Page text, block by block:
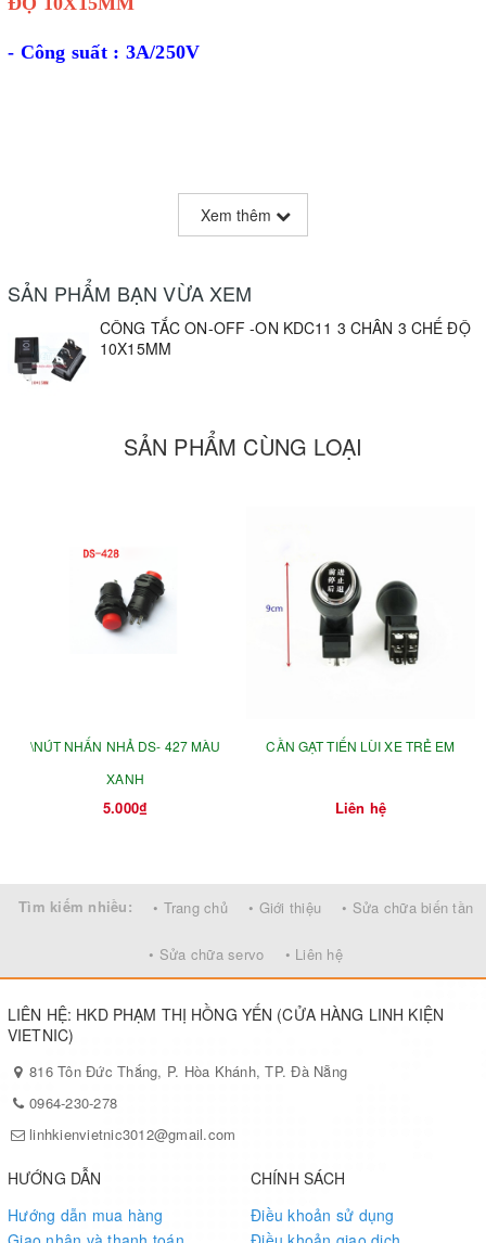
- Công suất : 3A/250V
Xem thêm
SẢN PHẨM BẠN VỪA XEM
CÔNG TẮC ON-OFF -ON KDC11 3 CHÂN 3 CHẾ ĐỘ
10X15MM
SẢN PHẨM CÙNG LOẠI
\NÚT NHẤN NHẢ DS- 427 MÀU
XANH
5.000₫
CẦN GẠT TIẾN LÙI XE TRẺ EM
Liên hệ
Tìm kiếm nhiều: • Trang chủ • Giới thiệu • Sửa chữa biến tần
• Sửa chữa servo • Liên hệ
LIÊN HỆ: HKD PHẠM THỊ HỒNG YẾN (CỬA HÀNG LINH KIỆN
VIETNIC)
816 Tôn Đức Thắng, P. Hòa Khánh, TP. Đà Nẵng
0964-230-278
linhkienvietnic3012@gmail.com
HƯỚNG DẪN
Hướng dẫn mua hàng
CHÍNH SÁCH
Điều khoản sử dụng